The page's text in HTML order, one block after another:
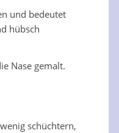
und bedeutet
hübsch
Nase gemalt.
schüchtern,